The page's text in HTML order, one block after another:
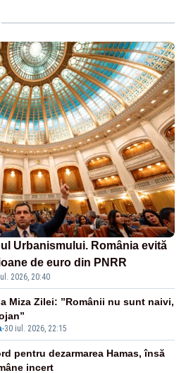
Urbanismului. România evită
de euro din PNRR
2026, 20:40
-30 iul. 2026, 22:15
Miza Zilei: ”Românii nu sunt naivi,
pentru dezarmarea Hamas, însă
incert